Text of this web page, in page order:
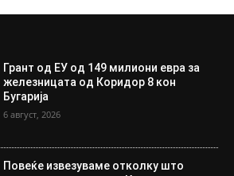
Грант од ЕУ од 149 милиони евра за
железницата од Коридор 8 кон
Бугарија
6 август, 2026
Повеќе извезуваме отколку што